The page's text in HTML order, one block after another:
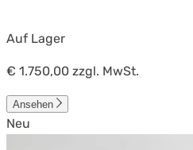
Auf Lager
€ 1.750,00zzgl. MwSt.
Ansehen
Neu